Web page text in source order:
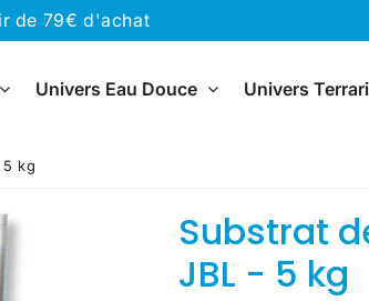
de 79€ d'achat
Univers Eau Douce Univers
kg
Substrat
JBL - 5 kg